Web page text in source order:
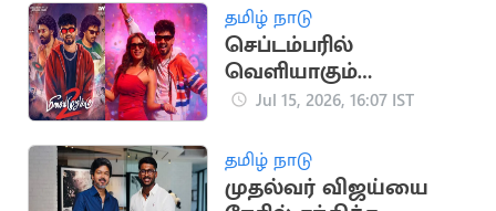
தமிழ் நாடு
செப்டம்பரில்
வெளியாகும்
ஹிப்ஹாப் ஆதியின்
Jul 15, 2026, 16:07 IST
தமிழ் நாடு
முதல்வர் விஜய்யை